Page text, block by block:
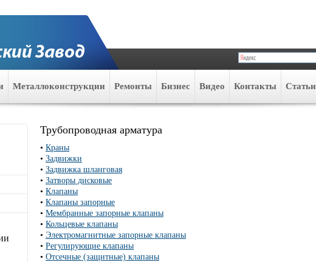
Металлоконструкции Ремонты Бизнес Видео Контакты Статьи
Трубопроводная арматура
• Краны
• Задвижки
• Задвижка шланговая
• Затворы дисковые
• Клапаны
• Клапаны запорные
• Мембранные запорные клапаны
• Кольцевые клапаны
• Электромагнитные запорные клапаны
• Регулирующие клапаны
• Отсечные (защитные) клапаны